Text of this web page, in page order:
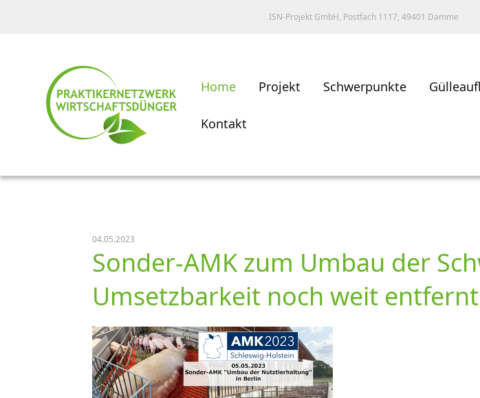
ISN-Projekt GmbH, Postfach 1117, 49401 Damme
Home Projekt Schwerpunkte
Kontakt
04.05.2023
Sonder-AMK zum Umbau der
Umsetzbarkeit noch weit